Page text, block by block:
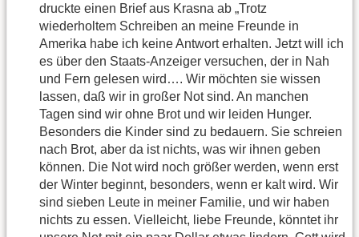
druckte einen Brief aus Krasna ab „Trotz
wiederholtem Schreiben an meine Freunde in
Amerika habe ich keine Antwort erhalten. Jetzt will ich
es über den Staats-Anzeiger versuchen, der in Nah
und Fern gelesen wird…. Wir möchten sie wissen
lassen, daß wir in großer Not sind. An manchen
Tagen sind wir ohne Brot und wir leiden Hunger.
Besonders die Kinder sind zu bedauern. Sie schreien
nach Brot, aber da ist nichts, was wir ihnen geben
können. Die Not wird noch größer werden, wenn erst
der Winter beginnt, besonders, wenn er kalt wird. Wir
sind sieben Leute in meiner Familie, und wir haben
nichts zu essen. Vielleicht, liebe Freunde, könntet ihr